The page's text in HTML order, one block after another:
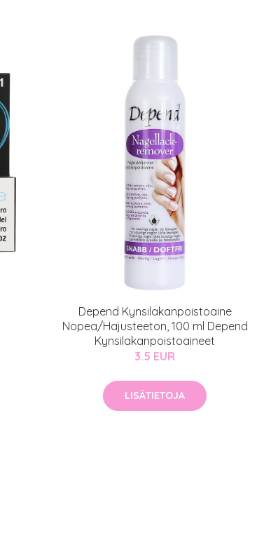
Depend Kynsilakanpoistoaine
Nopea/Hajusteeton, 100 ml Depend
Kynsilakanpoistoaineet
3.5 EUR
LISÄTIETOJA